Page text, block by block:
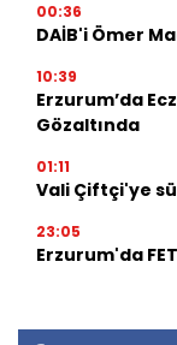
00:36
DAİB'i Ömer
10:39
Erzurum’da
Gözaltında
01:11
Vali Çiftçi'ye
23:05
Erzurum'da